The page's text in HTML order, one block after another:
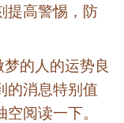
提高警惕，防
的人的运势良
的消息特别值
阅读一下。